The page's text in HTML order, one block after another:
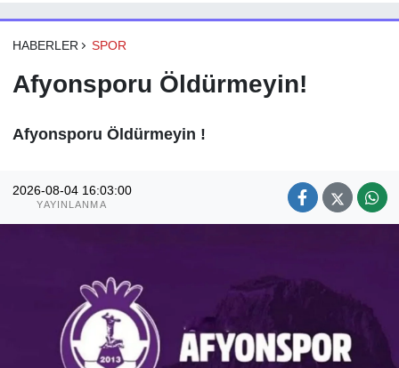
HABERLER SPOR
Afyonsporu Öldürmeyin!
Afyonsporu Öldürmeyin !
2026-08-04 16:03:00
YAYINLANMA